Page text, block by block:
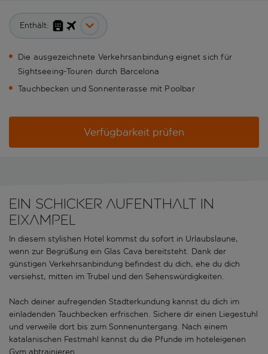
Enthält:
Die ausgezeichnete Verkehrsanbindung eignet sich für
Sightseeing-Touren durch Barcelona
Tauchbecken und Sonnenterasse mit Poolbar
Verfügbarkeit prüfen
EIN SCHICKER AUFENTHALT IN
EIXAMPEL
In diesem stylishen Hotel kommst du sofort in Urlaubslaune,
wenn zur Begrüßung ein Glas Cava bereitsteht. Dank der
günstigen Verkehrsanbindung befindest du dich, ehe du dich
versiehst, mitten im Trubel und den Sehenswürdigkeiten.
Nach deiner aufregenden Stadterkundung kannst du dich im
einladenden Tauchbecken erfrischen. Sichere dir einen Liegestuhl
und verweile dort bis zum Sonnenuntergang. Nach einem
katalanischen Festmahl kannst du die Pfunde im hoteleigenen